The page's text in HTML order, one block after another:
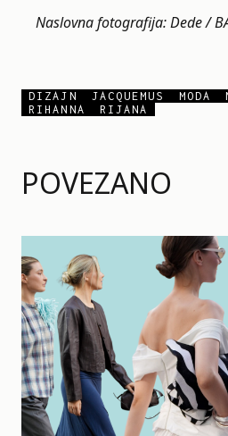
POVEZANO
Naslovna fotografija: Dede /
DIZAJN JACQUEMUS MODA
RIHANNA
RIJANA